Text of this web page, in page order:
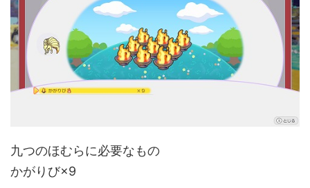
九つのほむらに必要なもの
かがりび×9